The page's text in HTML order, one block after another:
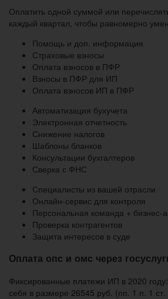
Оплатить одной суммой или
каждый квартал, чтобы равномерно
Помощь и доп. информация
Страховые взносы
Оплата взносов в ПФР
Взносы в ПФР для ИП
Оплата взносов ИП в ПФР
Автоматизация бухучета
Электронная отчетность
Снижение налогов
Шаблоны бланков
Консультации бухгалтеров
Сверка с ФНС
Специалисты из вашей отрасли
Онлайн-сервис для контроля
Персональная команда + бизнес-
Проверка контрагентов
Защита интересов в суде
Оплата опс и омс через
Фиксированные платежи ИП в 2020
себя в раз­ме­ре 26545 руб. (пп. 1 п. 1